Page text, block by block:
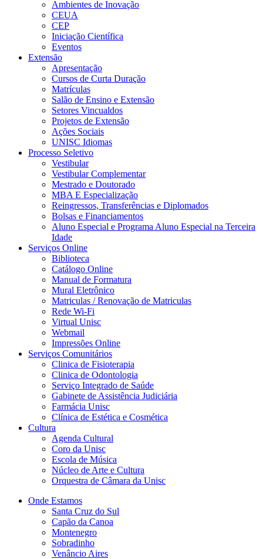
Ambientes de Inovação
CEUA
CEP
Iniciação Científica
Eventos
Extensão
Apresentação
Cursos de Curta Duração
Matrículas
Salão de Ensino e Extensão
Setores Vincualdos
Projetos de Extensão
Ações Sociais
UNISC Idiomas
Processo Seletivo
Vestibular
Vestibular Complementar
Mestrado e Doutorado
MBA E Especialização
Reingressos, Transferências e Diplomados
Bolsas e Financiamentos
Aluno Especial e Programa Aluno Especial na Terceira
Idade
Serviços Online
Biblioteca
Catálogo Online
Manual de Formatura
Mural Eletrônico
Matriculas / Renovação de Matriculas
Rede Wi-Fi
Virtual Unisc
Webmail
Impressões Online
Serviços Comunitários
Clinica de Fisioterapia
Clinica de Odontologia
Serviço Integrado de Saúde
Gabinete de Assistência Judiciária
Farmácia Unisc
Clínica de Estética e Cosmética
Cultura
Agenda Cultural
Coro da Unisc
Escola de Música
Núcleo de Arte e Cultura
Orquestra de Câmara da Unisc
Onde Estamos
Santa Cruz do Sul
Capão da Canoa
Montenegro
Sobradinho
Venâncio Aires